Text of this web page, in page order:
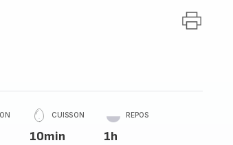
CUISSON
10min
REPOS
1h